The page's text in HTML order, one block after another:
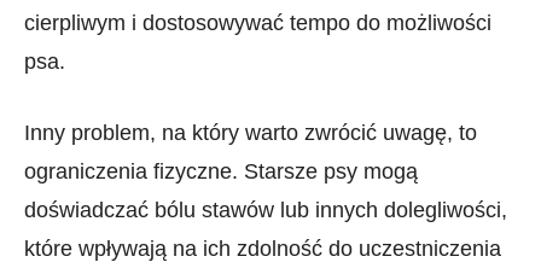
cierpliwym i dostosowywać tempo do możliwości
psa.
Inny problem, na który warto zwrócić uwagę, to
ograniczenia fizyczne. Starsze psy‍ mogą
doświadczać bólu stawów lub innych dolegliwości,
które wpływają na ‌ich zdolność do uczestniczenia